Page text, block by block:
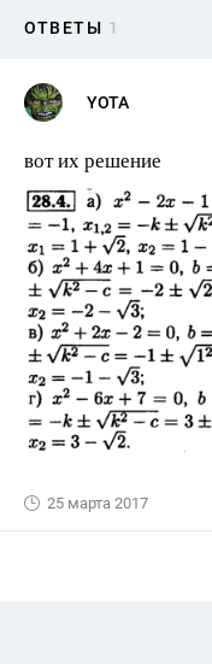
ОТВЕТЫ 1
YOTA
вот их решение
25 марта 2017